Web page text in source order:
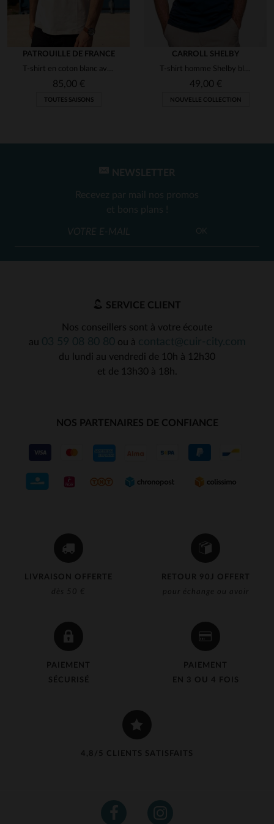
PATROUILLE DE FRANCE
T-shirt en coton blanc avec logo ailes
85,00 €
TOUTES SAISONS
CARROLL SHELBY
T-shirt homme Shelby bleu marine
49,00 €
NOUVELLE COLLECTION
LIVRAISON OFFERTE
dès 50 €
RETOUR 90J OFFERT
pour échange ou avoir
PAIEMENT
SÉCURISÉ
PAIEMENT
EN 3 OU 4 FOIS
4,8/5 CLIENTS SATISFAITS
NEWSLETTER
Recevez par mail nos promos
et bons plans !
OK
SERVICE CLIENT
Nos conseillers sont à votre écoute
au
ou à
du lundi au vendredi de 10h à 12h30
et de 13h30 à 18h.
NOS PARTENAIRES DE CONFIANCE